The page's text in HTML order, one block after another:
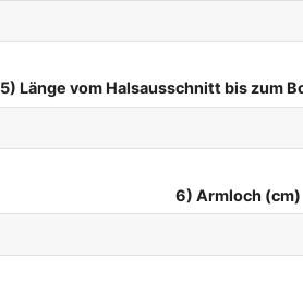
5) Länge vom Halsausschnitt bis zum
6) Armloch (cm)